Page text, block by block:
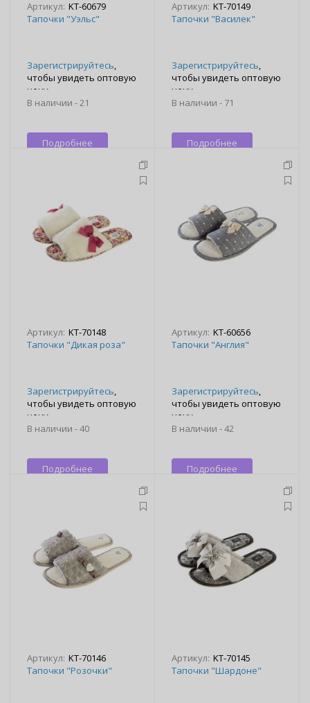
Артикул: KT-60679
Тапочки "Уэльс"
Зарегистрируйтесь,
чтобы увидеть оптовую
цену
В наличии -21
Подробнее
Артикул: KT-70149
Тапочки "Василек"
Зарегистрируйтесь,
чтобы увидеть оптовую
цену
В наличии - 71
Подробнее
Артикул: KT-70148
Тапочки "Дикая роза"
Зарегистрируйтесь,
чтобы увидеть оптовую
цену
В наличии -40
Подробнее
Артикул: KT-60656
Тапочки "Англия"
Зарегистрируйтесь,
чтобы увидеть оптовую
цену
В наличии -42
Подробнее
Артикул: KT-70146
Тапочки "Розочки"
Артикул: KT-70145
Тапочки "Шардоне"